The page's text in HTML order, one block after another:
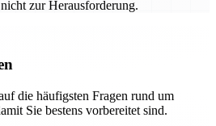
zur Herausforderung.
die häufigsten Fragen rund um
Sie bestens vorbereitet sind.